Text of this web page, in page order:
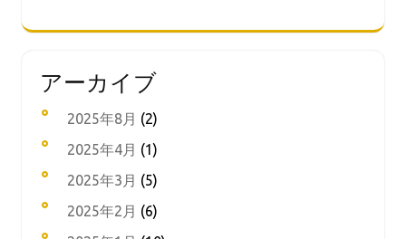
アーカイブ
2025年8月 (2)
2025年4月 (1)
2025年3月 (5)
2025年2月 (6)